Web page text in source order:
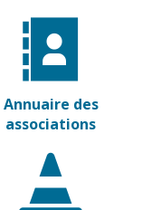
Annuaire des
associations